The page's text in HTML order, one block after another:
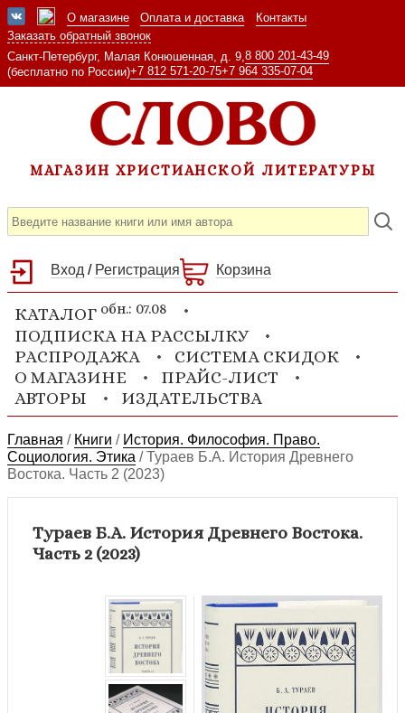
О магазине Оплата и доставка
Контакты
Заказать обратный звонок
Санкт-Петербург, Малая Конюшенная, д. 9, 8 800 201-43-49
(бесплатно по России)+7 812 571-20-75+7 964 335-07-04
МАГАЗИН ХРИСТИАНСКОЙ ЛИТЕРАТУРЫ
Вход / Регистрация Корзина
КАТАЛОГ обн.: 07.08
ПОДПИСКА НА РАССЫЛКУ
РАСПРОДАЖА
СИСТЕМА СКИДОК
О МАГАЗИНЕ
ПРАЙС-ЛИСТ
АВТОРЫ
ИЗДАТЕЛЬСТВА
Главная / Книги / История. Философия. Право.
Социология. Этика /Тураев Б.А. История Древнего
Востока. Часть 2 (2023)
Тураев Б.А. История Древнего Востока.
Часть 2 (2023)